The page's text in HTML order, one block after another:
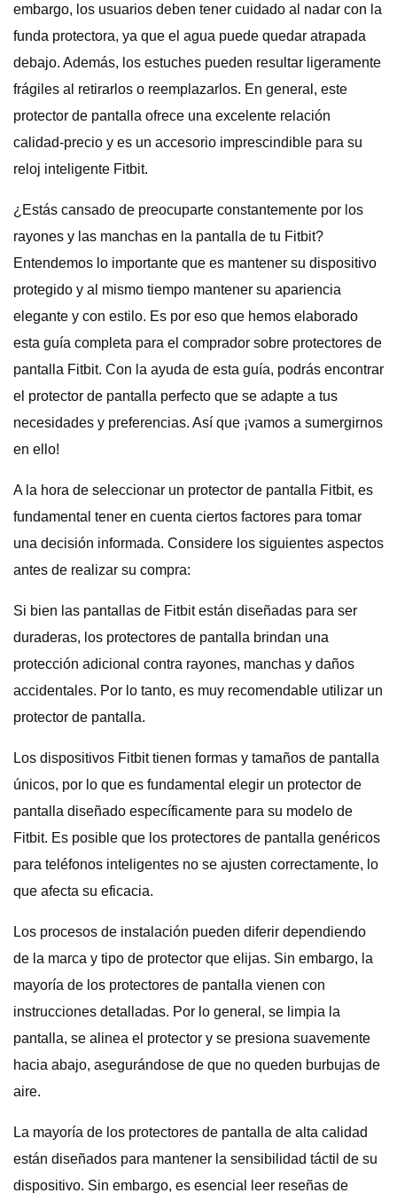
embargo, los usuarios deben tener cuidado al nadar con la
funda protectora, ya que el agua puede quedar atrapada
debajo. Además, los estuches pueden resultar ligeramente
frágiles al retirarlos o reemplazarlos. En general, este
protector de pantalla ofrece una excelente relación
calidad-precio y es un accesorio imprescindible para su
reloj inteligente Fitbit.
¿Estás cansado de preocuparte constantemente por los
rayones y las manchas en la pantalla de tu Fitbit?
Entendemos lo importante que es mantener su dispositivo
protegido y al mismo tiempo mantener su apariencia
elegante y con estilo. Es por eso que hemos elaborado
esta guía completa para el comprador sobre protectores de
pantalla Fitbit. Con la ayuda de esta guía, podrás encontrar
el protector de pantalla perfecto que se adapte a tus
necesidades y preferencias. Así que ¡vamos a sumergirnos
en ello!
A la hora de seleccionar un protector de pantalla Fitbit, es
fundamental tener en cuenta ciertos factores para tomar
una decisión informada. Considere los siguientes aspectos
antes de realizar su compra:
Si bien las pantallas de Fitbit están diseñadas para ser
duraderas, los protectores de pantalla brindan una
protección adicional contra rayones, manchas y daños
accidentales. Por lo tanto, es muy recomendable utilizar un
protector de pantalla.
Los dispositivos Fitbit tienen formas y tamaños de pantalla
únicos, por lo que es fundamental elegir un protector de
pantalla diseñado específicamente para su modelo de
Fitbit. Es posible que los protectores de pantalla genéricos
para teléfonos inteligentes no se ajusten correctamente, lo
que afecta su eficacia.
Los procesos de instalación pueden diferir dependiendo
de la marca y tipo de protector que elijas. Sin embargo, la
mayoría de los protectores de pantalla vienen con
instrucciones detalladas. Por lo general, se limpia la
pantalla, se alinea el protector y se presiona suavemente
hacia abajo, asegurándose de que no queden burbujas de
aire.
La mayoría de los protectores de pantalla de alta calidad
están diseñados para mantener la sensibilidad táctil de su
dispositivo. Sin embargo, es esencial leer reseñas de